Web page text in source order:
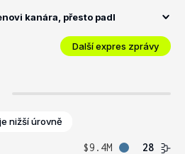
kanára, přesto padl
Další expres zprávy
nižší úrovně
$9.4M
28